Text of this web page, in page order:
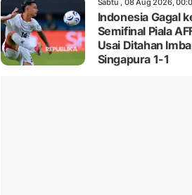
Sabtu , 08 Aug 2026,
Indonesia Gagal
Semifinal Piala
Usai Ditahan
Singapura 1-1